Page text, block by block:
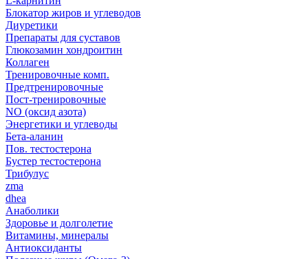
Блокатор жиров и углеводов
Диуретики
Препараты для суставов
Глюкозамин хондроитин
Коллаген
Тренировочные комп.
Предтренировочные
Пост-тренировочные
NO (оксид азота)
Энергетики и углеводы
Бета-аланин
Пов. тестостерона
Бустер тестостерона
Трибулус
zma
dhea
Анаболики
Здоровье и долголетие
Витамины, минералы
Антиоксиданты